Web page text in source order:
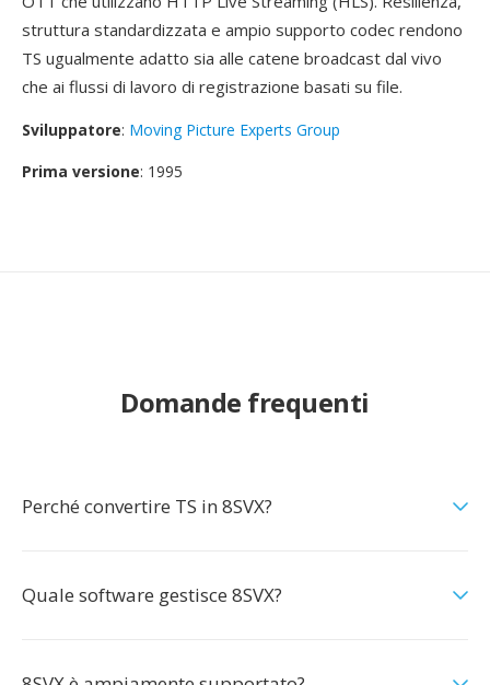
struttura standardizzata e ampio supporto codec rendono
TS ugualmente adatto sia alle catene broadcast dal vivo
che ai flussi di lavoro di registrazione basati su file.
Sviluppatore: Moving Picture Experts Group
Prima versione: 1995
Domande frequenti
Perché convertire TS in 8SVX?
Quale software gestisce 8SVX?